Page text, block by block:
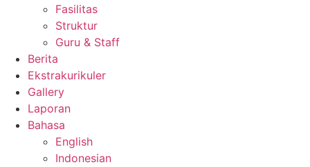
Fasilitas
Struktur
Guru & Staff
Berita
Ekstrakurikuler
Gallery
Laporan
Bahasa
English
Indonesian